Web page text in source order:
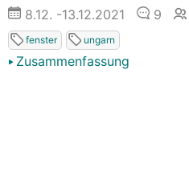
8.12. -13.12.2021 9
fenster ungarn
Zusammenfassung